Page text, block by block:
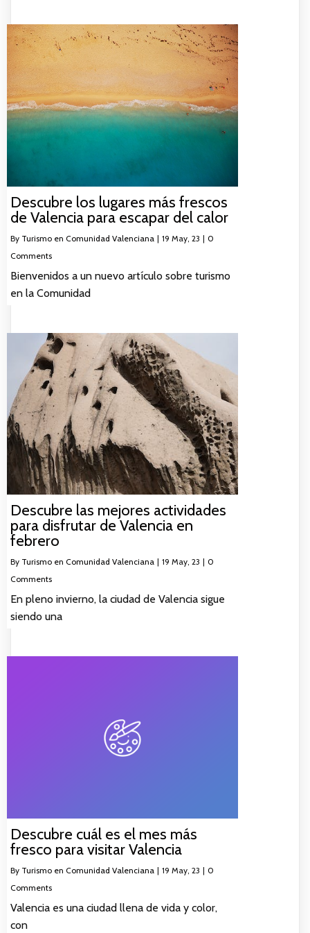
Descubre los lugares más frescos
de Valencia para escapar del calor
By Turismo en Comunidad Valenciana | 19 May, 23 | 0
Comments
Bienvenidos a un nuevo artículo sobre turismo
en la Comunidad
Descubre las mejores actividades
para disfrutar de Valencia en
febrero
By Turismo en Comunidad Valenciana | 19 May, 23 | 0
Comments
En pleno invierno, la ciudad de Valencia sigue
siendo una
Descubre cuál es el mes más
fresco para visitar Valencia
By Turismo en Comunidad Valenciana | 19 May, 23 | 0
Comments
Valencia es una ciudad llena de vida y color,
con